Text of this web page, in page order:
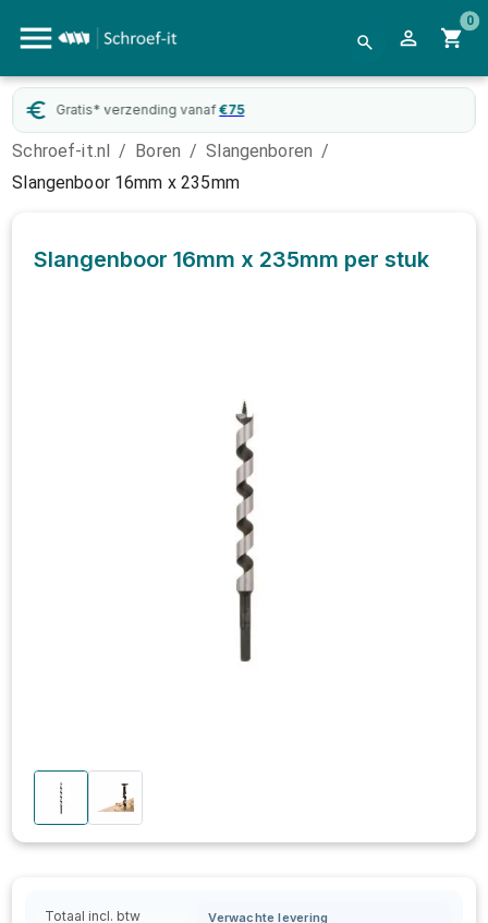
0
Gratis* verzending vanaf €75
Schroef-it.nl / Boren / Slangenboren /
Slangenboor 16mm x 235mm
Slangenboor 16mm x 235mm per stuk
Totaal incl. btw Verwachte levering